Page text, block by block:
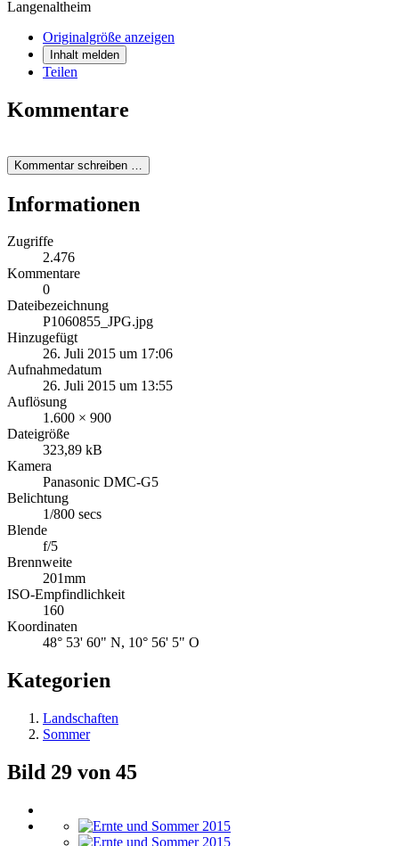
Langenaltheim
Originalgröße anzeigen
Inhalt melden
Teilen
Kommentare
Kommentar schreiben …
Informationen
Zugriffe
2.476
Kommentare
0
Dateibezeichnung
P1060855_JPG.jpg
Hinzugefügt
26. Juli 2015 um 17:06
Aufnahmedatum
26. Juli 2015 um 13:55
Auflösung
1.600 × 900
Dateigröße
323,89 kB
Kamera
Panasonic DMC-G5
Belichtung
1/800 secs
Blende
f/5
Brennweite
201mm
ISO-Empfindlichkeit
160
Koordinaten
48° 53' 60" N, 10° 56' 5" O
Kategorien
Landschaften
Sommer
Bild 29 von 45